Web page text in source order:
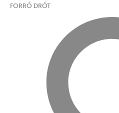
FORRÓ DRÓT